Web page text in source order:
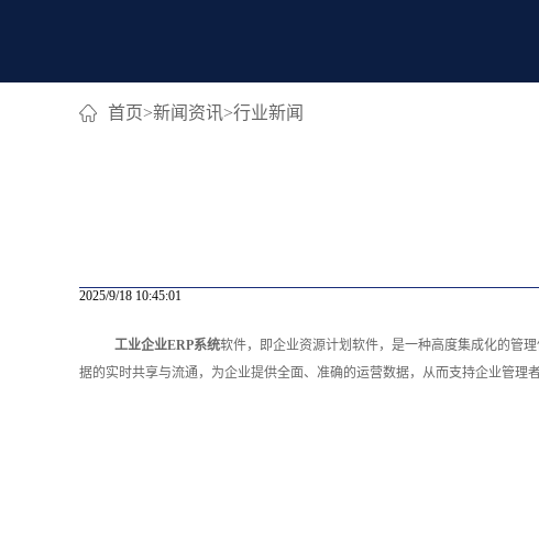
首页>新闻资讯>行业新闻
2025/9/18 10:45:01
工业企业ERP系统软件，即企业资源计划软件，是一种高度集成化的管
据的实时共享与流通，为企业提供全面、准确的运营数据，从而支持企业管理